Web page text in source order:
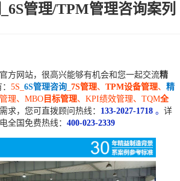
管理/TPM管理咨询案列
网站，很高兴能够有机会和您一起交流精
5S_ 6S管理咨询 7S管理、 TPM设备管理、 精
管理、MBO 目标管理、KPI绩效管理、TQM全
求，您可直拨顾问热线： 133-2027-1718 。 详
全国免费热线： 400-023-2339